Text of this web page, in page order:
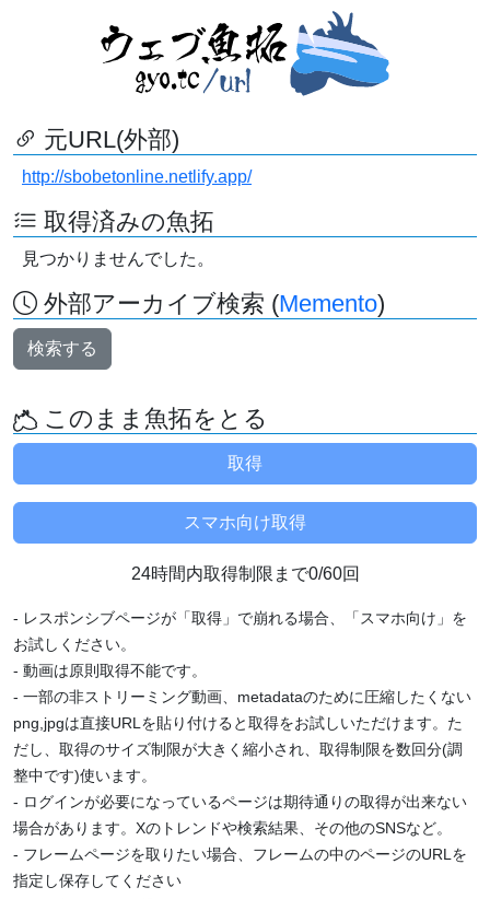
元URL(外部)
http://sbobetonline.netlify.app/
取得済みの魚拓
見つかりませんでした。
外部アーカイブ検索 (Memento)
検索する
このまま魚拓をとる
24時間内取得制限まで0/60回
- レスポンシブページが「取得」で崩れる場合、「スマホ向け」を
お試しください。
- 動画は原則取得不能です。
- 一部の非ストリーミング動画、metadataのために圧縮したくない
png,jpgは直接URLを貼り付けると取得をお試しいただけます。た
だし、取得のサイズ制限が大きく縮小され、取得制限を数回分(調
整中です)使います。
- ログインが必要になっているページは期待通りの取得が出来ない
場合があります。Xのトレンドや検索結果、その他のSNSなど。
- フレームページを取りたい場合、フレームの中のページのURLを
指定し保存してください